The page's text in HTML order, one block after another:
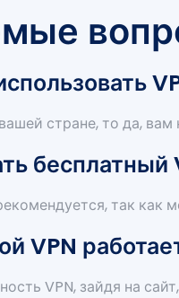
стране, то да,
бесплатный
так
VPN
VPN, зайдя на